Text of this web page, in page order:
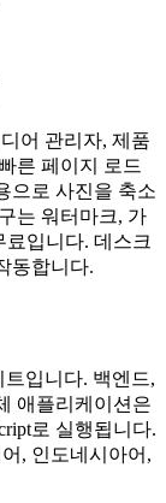
어 관리자, 제품
른 페이지 로드
으로 사진을 축소
는 워터마크, 가
입니다. 데스크
동합니다.
트입니다. 백엔드,
애플리케이션은
로 실행됩니다.
, 인도네시아어,